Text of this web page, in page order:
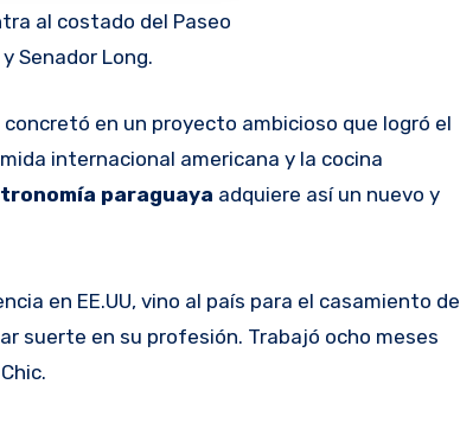
al costado del Paseo
Senador Long.
internacional americana y la cocina
paraguaya adquiere así un nuevo y
en EE.UU, vino al país para el casamiento de
suerte en su profesión. Trabajó ocho meses